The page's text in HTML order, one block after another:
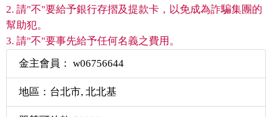
2. 請"不"要給予銀行存摺及提款卡，以免成為詐騙集團的
幫助犯。
3. 請"不"要事先給予任何名義之費用。
金主會員： w06756644
地區：台北市, 北北基